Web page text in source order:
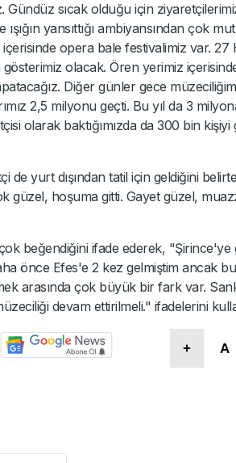
Gündüz sıcak olduğu için
yansıttığı ambiyansından çok
opera bale festivalimiz var. 27
olacak. Ören yerimiz
Diğer günler gece
2,5 milyonu geçti. Bu yıl da 3
olarak baktığımızda da 300 bin kişiyi
de yurt dışından tatil için geldiğini
güzel, hoşuma gitti. Gayet güzel,
beğendiğini ifade ederek, "Şirince'ye
önce Efes'e 2 kez gelmiştim ancak
arasında çok büyük bir fark var.
devam ettirilmeli." ifadelerini
+ A